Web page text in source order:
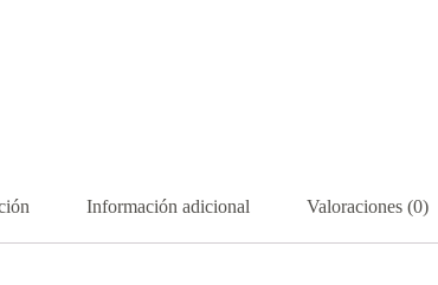
Información adicional Valoraciones (0)